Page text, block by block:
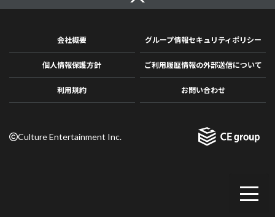
会社概要 グループ情報セキュリティポリシー
個人情報保護方針 ご利用履歴情報の外部送信について
利用規約 お問い合わせ
Culture Entertainment Inc.